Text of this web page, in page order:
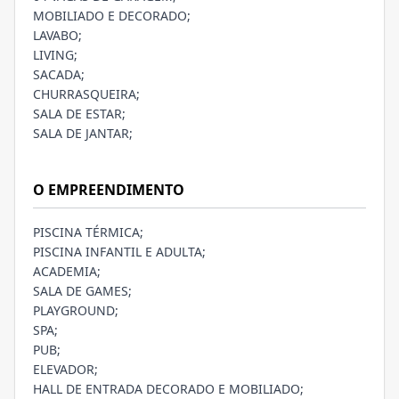
MOBILIADO E DECORADO;
LAVABO;
LIVING;
SACADA;
CHURRASQUEIRA;
SALA DE ESTAR;
SALA DE JANTAR;
O EMPREENDIMENTO
PISCINA TÉRMICA;
PISCINA INFANTIL E ADULTA;
ACADEMIA;
SALA DE GAMES;
PLAYGROUND;
SPA;
PUB;
ELEVADOR;
HALL DE ENTRADA DECORADO E MOBILIADO;